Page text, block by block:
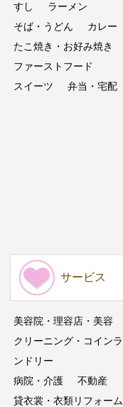
すし
ラーメン
そば・うどん
カレー
たこ焼き・お好み焼き
ファーストフード
スイーツ
弁当・宅配
サービス
美容院・理容店・美容
クリーニング・コインラ
ンドリー
病院・介護
不動産
貸衣裳・衣類リフォーム